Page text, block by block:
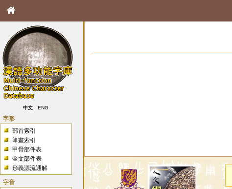
中文 ENG
字形
部首索引
筆畫索引
甲骨部件表
金文部件表
形義源流通解
字音